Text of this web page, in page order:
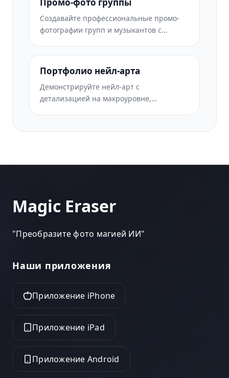
Создавайте профессиональные промо-
фотографии групп и музыкантов с
улучшением освещения и готовыми к
печати материалами для пресс-китов и
материалов для мероприятий.
Портфолио нейл-арта
Демонстрируйте нейл-арт с
детализацией на макроуровне,
портфолио в Instagram и страниц
Magic Eraser
"Преобразите фото магией ИИ"
Наши приложения
Приложение iPhone
Приложение iPad
Приложение Android